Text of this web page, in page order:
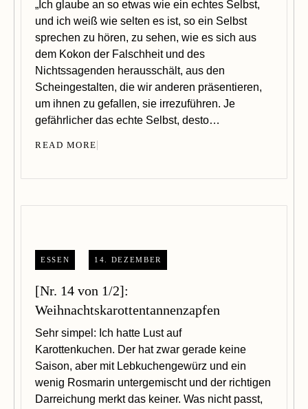
„Ich glaube an so etwas wie ein echtes Selbst,
und ich weiß wie selten es ist, so ein Selbst
sprechen zu hören, zu sehen, wie es sich aus
dem Kokon der Falschheit und des
Nichtssagenden herausschält, aus den
Scheingestalten, die wir anderen präsentieren,
um ihnen zu gefallen, sie irrezuführen. Je
gefährlicher das echte Selbst, desto…
READ MORE
14. DEZEMBER
ESSEN
[Nr. 14 von 1/2]:
Weihnachtskarottentannenzapfen
Sehr simpel: Ich hatte Lust auf
Karottenkuchen. Der hat zwar gerade keine
Saison, aber mit Lebkuchengewürz und ein
wenig Rosmarin untergemischt und der richtigen
Darreichung merkt das keiner. Was nicht passt,